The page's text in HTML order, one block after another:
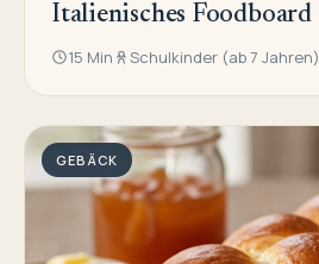
Italienisches Foodboard
15 Min Schulkinder (ab 7 Jahren)
GEBÄCK